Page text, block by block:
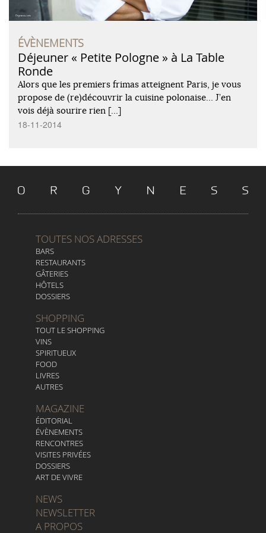
ÉVÈNEMENTS
Déjeuner « Petite Pologne » à La Table
Ronde
Alors que les premiers frimas atteignent Paris, je vous
propose de (re)découvrir la cuisine polonaise… J’en
vois déjà sourire rien […]
18-11-2014
TOUTES NOS ADRESSES
BARS
RESTAURANTS
GÂTERIES
HÔTELS
DOSSIERS
SHOPPING
TOUT LE SHOPPING
VINS
SPIRITUEUX
FOOD
LIVRES
AUTRES
MAGAZINE
ÉDITORIAL
ÉVÈNEMENTS
RENCONTRES
VISITES PRIVÉES
DOSSIERS
ART DE VIVRE
NEWS
NEWSLETTER
A PROPOS